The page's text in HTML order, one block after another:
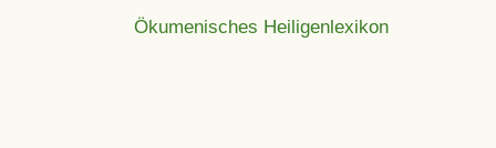
Ökumenisches Heiligenlexikon